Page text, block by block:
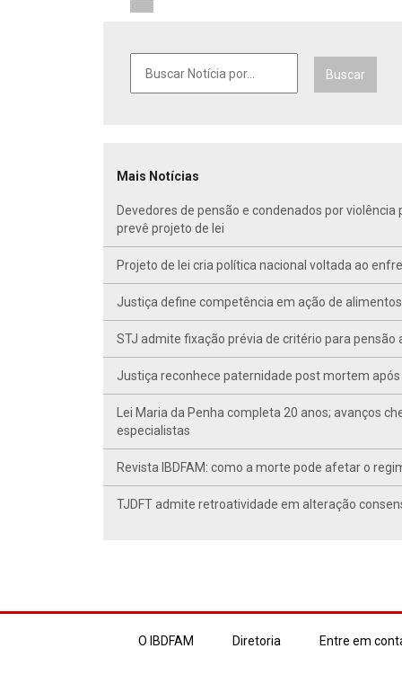
Buscar
Mais Notícias
Devedores de pensão e condenados por
prevê projeto de lei
Projeto de lei cria política nacional voltada ao
Justiça define competência em ação de
STJ admite fixação prévia de critério para
Justiça reconhece paternidade post mortem
Lei Maria da Penha completa 20 anos; avanços
especialistas
Revista IBDFAM: como a morte pode afetar o
TJDFT admite retroatividade em alteração
O IBDFAM Diretoria Entre em